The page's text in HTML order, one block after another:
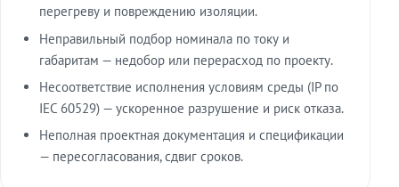
перегреву и повреждению изоляции.
Неправильный подбор номинала по току и
габаритам — недобор или перерасход по проекту.
Несоответствие исполнения условиям среды (IP по
IEC 60529) — ускоренное разрушение и риск отказа.
Неполная проектная документация и спецификации
— пересогласования, сдвиг сроков.